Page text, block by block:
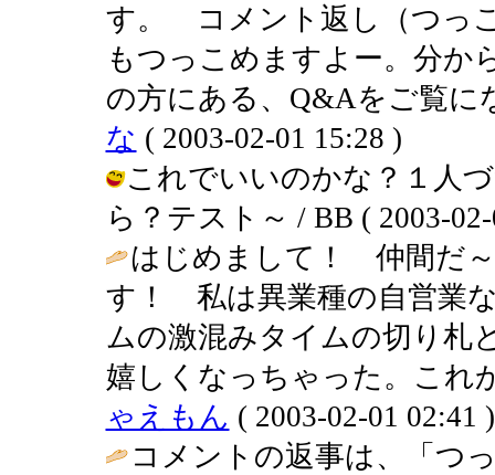
す。 コメント返し（つっ
もつっこめますよー。分か
の方にある、Q&Aをご覧
な ( 2003-02-01 15:28 )
これでいいのかな？１人
ら？テスト～ / BB ( 2003-
はじめまして！ 仲間だ
す！ 私は異業種の自営業
ムの激混みタイムの切り
嬉しくなっちゃった。これ
ゃえもん ( 2003-02-01 02:41 )
コメントの返事は、「つ